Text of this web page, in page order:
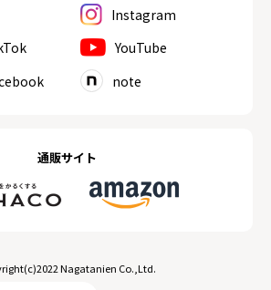
Instagram
YouTube
note
通販サイト
Nagatanien Co.,Ltd.